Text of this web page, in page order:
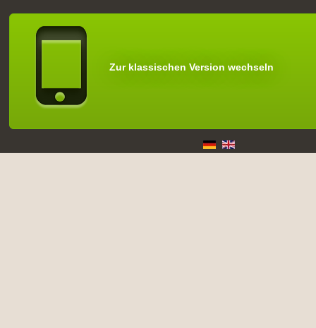
Zur klassischen Version wechseln